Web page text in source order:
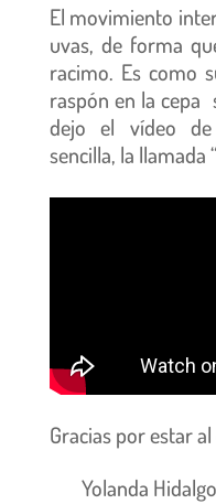
El movimiento
uvas, de forma
racimo. Es como
raspón en la cepa
dejo el vídeo
sencilla, la llamada
Gracias por estar
Yolanda